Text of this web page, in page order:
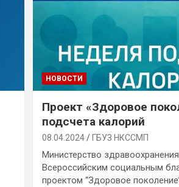
НОВОСТИ
Проект «Здоровое
подсчета калорий
08.04.2024 ГБУЗ НКССМП
Министерство
Всероссийским социальным
проектом “Здоровое